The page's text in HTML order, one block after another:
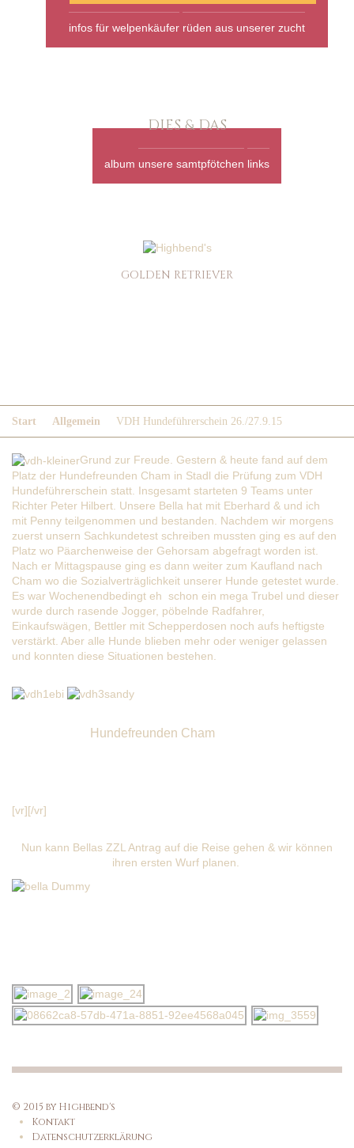
infos für welpenkäufer rüden aus unserer zucht
DIES & DAS
album unsere samtpfötchen links
GOLDEN RETRIEVER
Start Allgemein VDH Hundeführerschein 26./27.9.15
Grund zur Freude. Gestern & heute fand auf dem
Platz der Hundefreunden Cham in Stadl die Prüfung zum VDH
Hundeführerschein statt. Insgesamt starteten 9 Teams unter
Richter Peter Hilbert. Unsere Bella hat mit Eberhard & und ich
mit Penny teilgenommen und bestanden. Nachdem wir morgens
zuerst unsern Sachkundetest schreiben mussten ging es auf den
Platz wo Päarchenweise der Gehorsam abgefragt worden ist.
Nach er Mittagspause ging es dann weiter zum Kaufland nach
Cham wo die Sozialverträglichkeit unserer Hunde getestet wurde.
Es war Wochenendbedingt eh schon ein mega Trubel und dieser
wurde durch rasende Jogger, pöbelnde Radfahrer,
Einkaufswägen, Bettler mit Schepperdosen noch aufs heftigste
verstärkt. Aber alle Hunde blieben mehr oder weniger gelassen
und konnten diese Situationen bestehen.
Hundefreunden Cham
[vr][/vr]
Nun kann Bellas ZZL Antrag auf die Reise gehen & wir können
ihren ersten Wurf planen.
© 2015 by Highbend's
Kontakt
Datenschutzerklärung